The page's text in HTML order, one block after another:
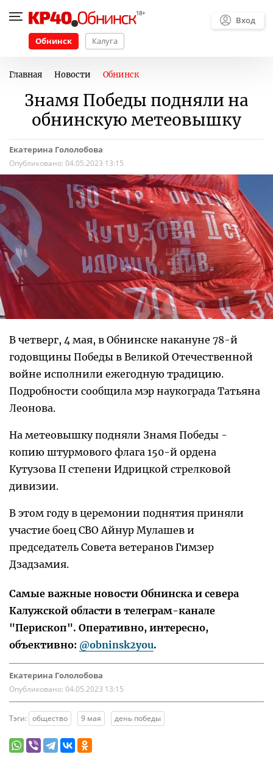
Обнинск Калуга
Вход
Главная Новости Обнинск
Знамя Победы подняли на
обнинскую метеовышку
Екатерина Гололобова
Опубликовано: 04.05.2023 13:15
В четверг, 4 мая, в Обнинске накануне 78-й
годовщины Победы в Великой Отечественной
войне исполнили ежегодную традицию.
Подробности сообщила мэр наукограда Татьяна
Леонова.
На метеовышку подняли Знамя Победы -
копию штурмового флага 150-й ордена
Кутузова II степени Идрицкой стрелковой
дивизии.
В этом году в церемонии поднятия приняли
участие боец СВО Айнур Мулашев и
председатель Совета ветеранов Гимзер
Дзадзамия.
Самые важные новости Обнинска и севера
Калужской области в телеграм-канале
"Перископ". Оперативно, интересно,
объективно: @obninsk2you.
Екатерина Гололобова
Опубликовано: 04.05.2023 13:15
Тэги: общество 9 мая день победы